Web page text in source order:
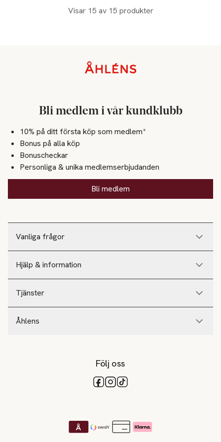
Visar 15 av 15 produkter
Vanliga frågor
Hjälp & information
Tjänster
Åhlens
Bli medlem i vår kundklubb
10% på ditt första köp som medlem*
Bonus på alla köp
Bonuscheckar
Personliga & unika medlemserbjudanden
Bli medlem
Följ oss